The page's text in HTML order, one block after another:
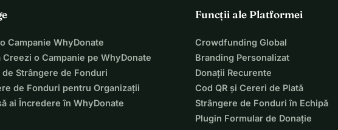
Campanie WhyDonate
Creezi o Campanie pe WhyDonate
Strângere de Fonduri
de Fonduri pentru Organizații
ai Încredere în WhyDonate
Funcții ale Platformei
Crowdfunding Global
Branding Personalizat
Donații Recurente
Cod QR și Cereri de Plată
Strângere de Fonduri în Echipă
Plugin Formular de Donație